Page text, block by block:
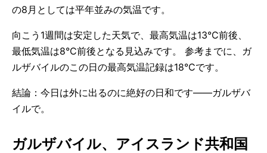
の8月としては平年並みの気温です。
向こう1週間は安定した天気で、最高気温は13°C前後、
最低気温は8°C前後となる見込みです。 参考までに、ガ
ルザバイルのこの日の最高気温記録は18°Cです。
結論：今日は外に出るのに絶好の日和です——ガルザバ
イルで。
ガルザバイル、アイスランド共和国